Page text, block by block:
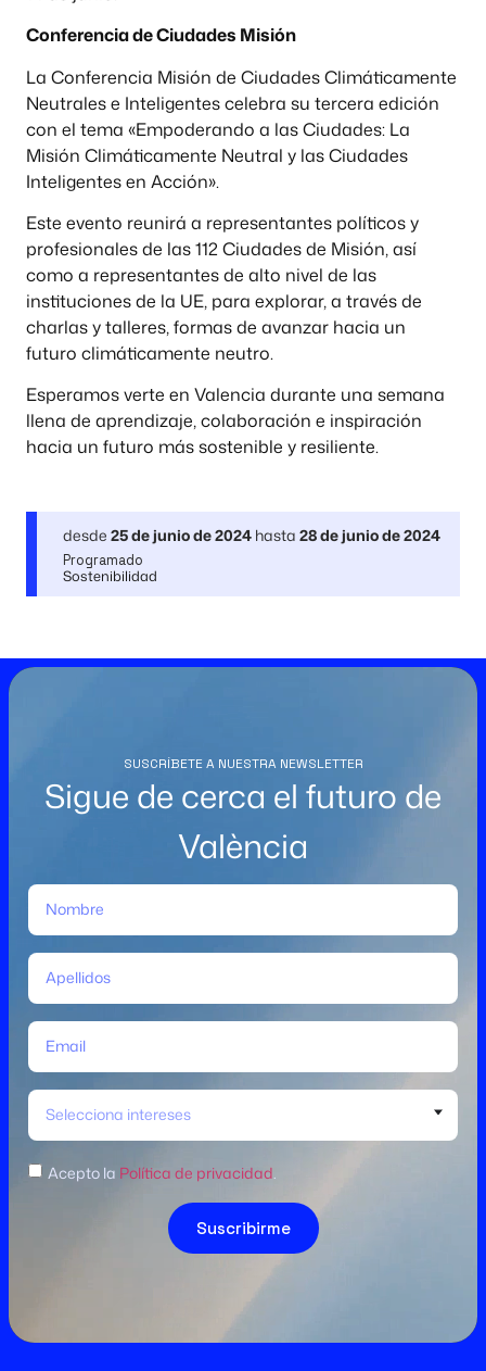
Conferencia de Ciudades Misión
La Conferencia Misión de Ciudades Climáticamente
Neutrales e Inteligentes celebra su tercera edición
con el tema «Empoderando a las Ciudades: La
Misión Climáticamente Neutral y las Ciudades
Inteligentes en Acción».
Este evento reunirá a representantes políticos y
profesionales de las 112 Ciudades de Misión, así
como a representantes de alto nivel de las
instituciones de la UE, para explorar, a través de
charlas y talleres, formas de avanzar hacia un
futuro climáticamente neutro.
Esperamos verte en Valencia durante una semana
llena de aprendizaje, colaboración e inspiración
hacia un futuro más sostenible y resiliente.
desde 25 de junio de 2024 hasta 28 de junio de 2024
Programado
Sostenibilidad
SUSCRÍBETE A NUESTRA NEWSLETTER
Sigue de cerca el futuro de
València
Selecciona intereses
Acepto la Política de privacidad
Suscribirme